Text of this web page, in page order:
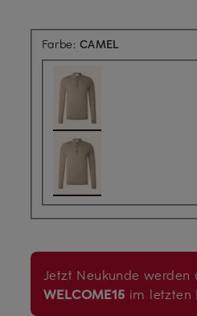
Farbe:CAMEL
Jetzt Neukunde werden
WELCOME15 im letzten